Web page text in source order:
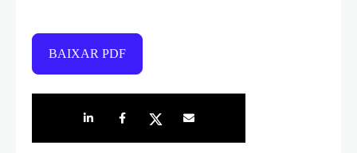
BAIXAR PDF
Share on LinkedIn
Share on Facebook
Share on TwitterShare by e-mail